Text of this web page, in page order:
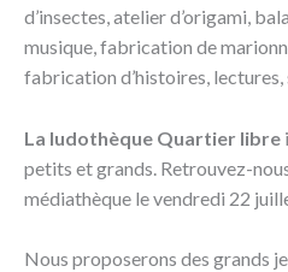
d’insectes, atelier d’origami,
musique, fabrication de
fabrication d’histoires,
La ludothèque Quartier libre
petits et grands. Retrouvez-
médiathèque le vendredi 22
Nous proposerons des grands